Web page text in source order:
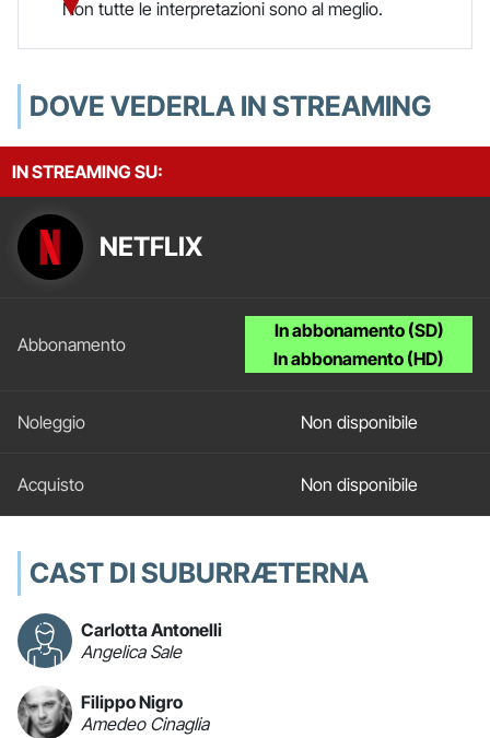
Non tutte le interpretazioni sono al meglio.
DOVE VEDERLA IN STREAMING
IN STREAMING SU:
NETFLIX
In abbonamento (SD)
In abbonamento (HD)
Non disponibile
Non disponibile
CAST DI SUBURRÆTERNA
Carlotta Antonelli
Angelica Sale
Filippo Nigro
Amedeo Cinaglia